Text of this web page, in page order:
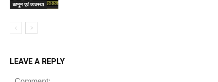
कानून एवं व्यवस्था
LEAVE A REPLY